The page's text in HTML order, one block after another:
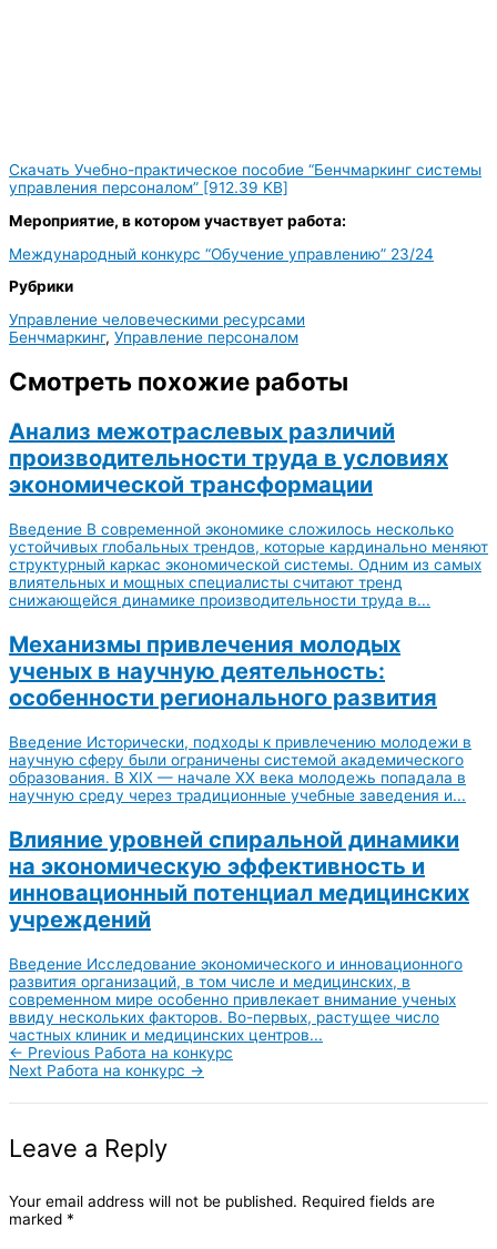
Скачать Учебно-практическое пособие “Бенчмаркинг системы
управления персоналом” [912.39 KB]
Мероприятие, в котором участвует работа:
Международный конкурс “Обучение управлению” 23/24
Рубрики
Управление человеческими ресурсами
Бенчмаркинг, Управление персоналом
Смотреть похожие работы
Анализ межотраслевых различий
производительности труда в условиях
экономической трансформации
Введение В современной экономике сложилось несколько
устойчивых глобальных трендов, которые кардинально меняют
структурный каркас экономической системы. Одним из самых
влиятельных и мощных специалисты считают тренд
снижающейся динамике производительности труда в...
Механизмы привлечения молодых
ученых в научную деятельность:
особенности регионального развития
Введение Исторически, подходы к привлечению молодежи в
научную сферу были ограничены системой академического
образования. В XIX — начале XX века молодежь попадала в
научную среду через традиционные учебные заведения и...
Влияние уровней спиральной динамики
на экономическую эффективность и
инновационный потенциал медицинских
учреждений
Введение Исследование экономического и инновационного
развития организаций, в том числе и медицинских, в
современном мире особенно привлекает внимание ученых
ввиду нескольких факторов. Во-первых, растущее число
частных клиник и медицинских центров...
← Previous Работа на конкурс
Next Работа на конкурс →
Leave a Reply
Your email address will not be published. Required fields are
marked *